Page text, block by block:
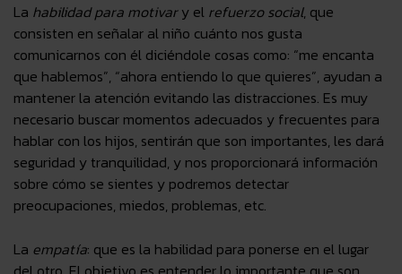
La habilidad para motivary el refuerzo social, que
consisten en señalar al niño cuánto nos gusta
comunicarnos con él diciéndole cosas como: “me encanta
que hablemos”, “ahora entiendo lo que quieres”, ayudan a
mantener la atención evitando las distracciones. Es muy
necesario buscar momentos adecuados y frecuentes para
hablar con los hijos, sentirán que son importantes, les dará
seguridad y tranquilidad, y nos proporcionará información
sobre cómo se sientes y podremos detectar
preocupaciones, miedos, problemas, etc.
La empatía: que es la habilidad para ponerse en el lugar